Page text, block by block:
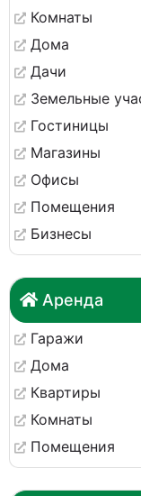
Комнаты
Дома
Дачи
Земельные
Гостиницы
Магазины
Офисы
Помещения
Бизнесы
Аренда
Гаражи
Дома
Квартиры
Комнаты
Помещения